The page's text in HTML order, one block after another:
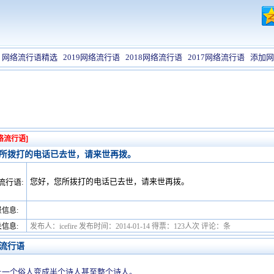
网络流行语精选 2019网络流行语 2018网络流行语 2017网络流行语 添加
流行语]
拨打的电话已去世，请来世再拨。
行语: 您好，您所拨打的电话已去世，请来世再拨。
信息:
信息:
发布人：icefire 发布时间：2014-01-14 得票：123人次 评论：条
行语
个俗人变成半个诗人甚至整个诗人。